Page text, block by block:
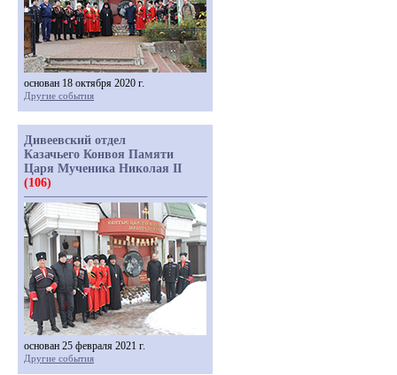
основан 18 октября 2020 г.
Другие события
Дивеевский отдел
Казачьего Конвоя Памяти
Царя Мученика Николая II
(106)
основан 25 февраля 2021 г.
Другие события